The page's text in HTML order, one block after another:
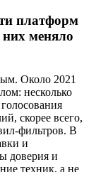
платформ
меняло
Около 2021
несколько
скорее всего,
фильтров. В
и
доверия и
техник, а не